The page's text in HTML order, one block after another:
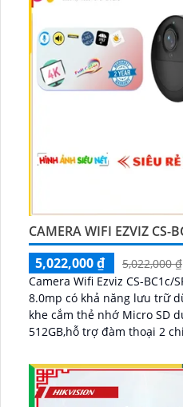
CAMERA WIFI EZVIZ CS-
5,022,000 ₫
5,022,000 ₫
Camera Wifi Ezviz CS-BC1c/
8.0mp có khả năng lưu trữ
khe cắm thẻ nhớ Micro SD
512GB,hỗ trợ đàm thoại 2
15m cho hình ảnh rõ nét
yếu...